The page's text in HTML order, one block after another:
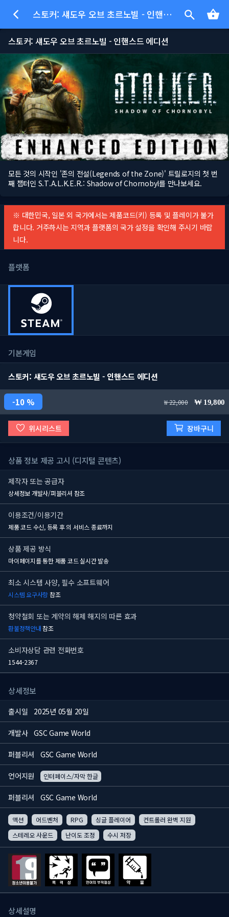
스토커: 섀도우 오브 초르노빌 - 인핸스드 에디션
스토커: 섀도우 오브 초르노빌 - 인핸스드 에디션
모든 것의 시작인 '존의 전설(Legends of the Zone)' 트릴로지의 첫 번
째 챕터인 S.T.A.L.K.E.R.: Shadow of Chornobyl를 만나보세요.
※ 대한민국, 일본 외 국가에서는 제품코드(키) 등록 및 플레이가 불가
합니다. 거주하시는 지역과 플랫폼의 국가 설정을 확인해 주시기 바랍
니다.
플랫폼
기본게임
스토커: 섀도우 오브 초르노빌 - 인핸스드 에디션
10 % 22,000 19,800
위시리스트 장바구니
상품 정보 제공 고시 (디지털 콘텐츠)
제작자 또는 공급자
상세정보 개발사/퍼블리셔 참조
이용조건/이용기간
제품 코드 수신, 등록 후의 서비스 종료까지
상품 제공 방식
마이페이지를 통한 제품 코드 실시간 발송
최소 시스템 사양, 필수 소프트웨어
시스템 요구사항참조
청약철회 또는 계약의 해제 해지의 따른 효과
환불정책안내참조
소비자상담 관련 전화번호
1544-2367
상세정보
출시일 2025년 05월 20일
개발사 GSC Game World
퍼블리셔 GSC Game World
언어지원 인터페이스/자막 한글
퍼블리셔 GSC Game World
액션 어드벤처 RPG 싱글 플레이어
컨트롤러 완벽 지원
스테레오 사운드
난이도 조정 수시 저장
상세설명